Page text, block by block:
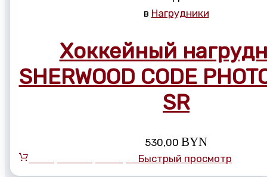
в Нагрудники
Хоккейный
SHERWOOD CODE
SR
530,00 BYN
Быстрый просмотр